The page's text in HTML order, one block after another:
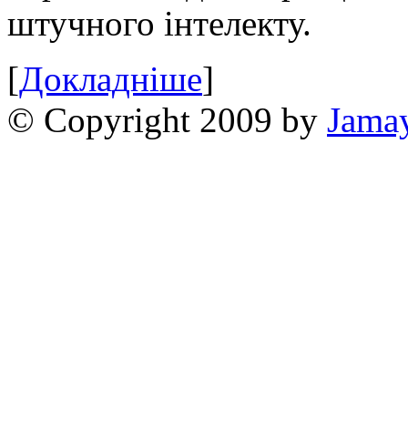
штучного інтелекту.
[Докладніше]
© Copyright 2009 by